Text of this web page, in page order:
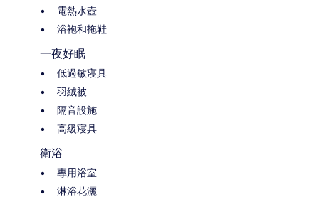
電熱水壺
浴袍和拖鞋
一夜好眠
低過敏寢具
羽絨被
隔音設施
高級寢具
衛浴
專用浴室
淋浴花灑